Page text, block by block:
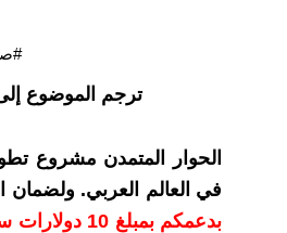
ترجم الموضوع
الحوار المتمدن مشروع
في العالم العربي. ولضمان
بدعمكم